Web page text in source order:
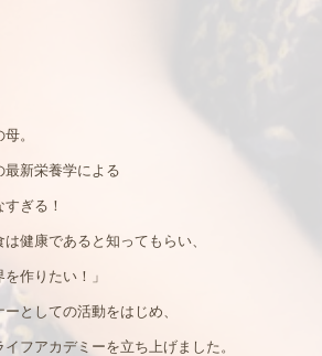
。
最新栄養学による
ぎる！
健康であると知ってもらい、
作りたい！」
としての活動をはじめ、
フアカデミーを立ち上げました。